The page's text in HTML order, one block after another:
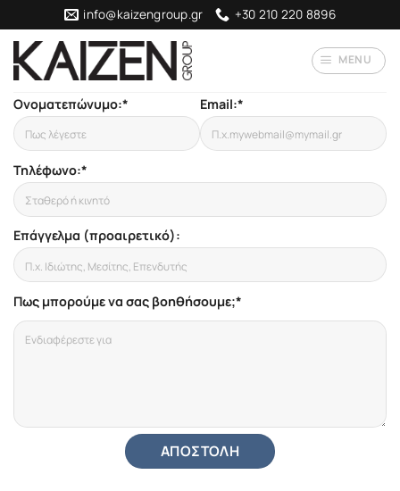
to
content
info@kaizengroup.gr +30 210 220 8896
MENU
Ονοματεπώνυμο:* Email:*
Τηλέφωνο:*
Επάγγελμα (προαιρετικό):
Πως μπορούμε να σας βοηθήσουμε;*